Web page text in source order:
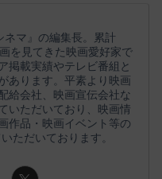
ネマ』の編集長。累計
を見てきた映画愛好家で
掲載実績やテレビ番組と
あります。平素より映画
給会社、映画宣伝会社な
いただいており、映画情
作品・映画イベント等の
ただいております。